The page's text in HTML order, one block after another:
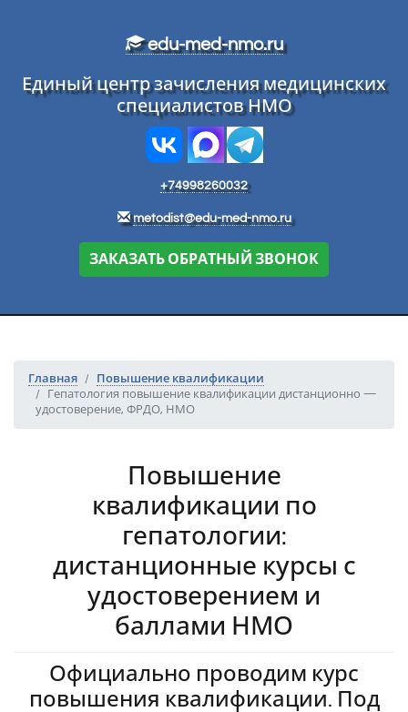
edu-med-nmo.ru
Единый центр зачисления медицинских
специалистов НМО
+74998260032
metodist@edu-med-nmo.ru
ЗАКАЗАТЬ ОБРАТНЫЙ ЗВОНОК
Главная
Повышение квалификации
Гепатология повышение квалификации дистанционно —
удостоверение, ФРДО, НМО
Повышение
квалификации по
гепатологии:
дистанционные курсы с
удостоверением и
баллами НМО
Официально проводим курс
повышения квалификации. Под